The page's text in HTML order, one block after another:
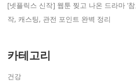
[넷플릭스 신작] 웹툰 찢고 나온 드라마 ‘
작, 캐스팅, 관전 포인트 완벽 정리
카테고리
건강